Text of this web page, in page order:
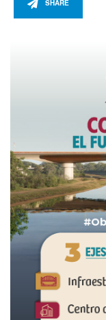
SHARE